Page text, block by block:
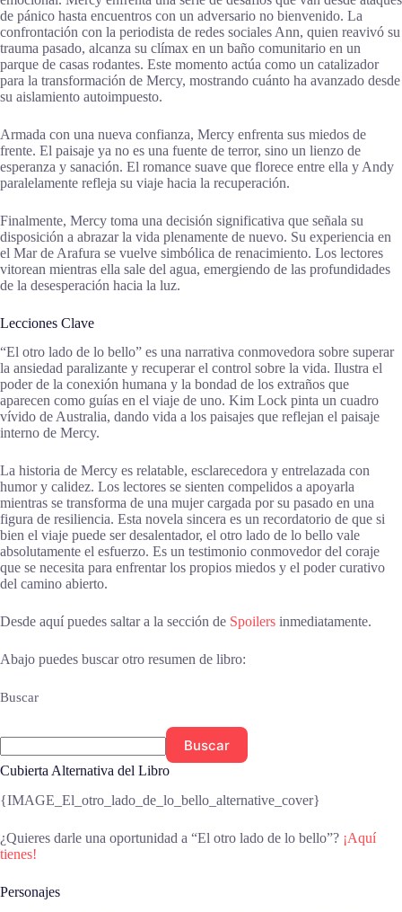
de pánico hasta encuentros con un adversario no bienvenido. La
confrontación con la periodista de redes sociales Ann, quien reavivó su
trauma pasado, alcanza su clímax en un baño comunitario en un
parque de casas rodantes. Este momento actúa como un catalizador
para la transformación de Mercy, mostrando cuánto ha avanzado desde
su aislamiento autoimpuesto.
Armada con una nueva confianza, Mercy enfrenta sus miedos de
frente. El paisaje ya no es una fuente de terror, sino un lienzo de
esperanza y sanación. El romance suave que florece entre ella y Andy
paralelamente refleja su viaje hacia la recuperación.
Finalmente, Mercy toma una decisión significativa que señala su
disposición a abrazar la vida plenamente de nuevo. Su experiencia en
el Mar de Arafura se vuelve simbólica de renacimiento. Los lectores
vitorean mientras ella sale del agua, emergiendo de las profundidades
de la desesperación hacia la luz.
Lecciones Clave
“El otro lado de lo bello” es una narrativa conmovedora sobre superar
la ansiedad paralizante y recuperar el control sobre la vida. Ilustra el
poder de la conexión humana y la bondad de los extraños que
aparecen como guías en el viaje de uno. Kim Lock pinta un cuadro
vívido de Australia, dando vida a los paisajes que reflejan el paisaje
interno de Mercy.
La historia de Mercy es relatable, esclarecedora y entrelazada con
humor y calidez. Los lectores se sienten compelidos a apoyarla
mientras se transforma de una mujer cargada por su pasado en una
figura de resiliencia. Esta novela sincera es un recordatorio de que si
bien el viaje puede ser desalentador, el otro lado de lo bello vale
absolutamente el esfuerzo. Es un testimonio conmovedor del coraje
que se necesita para enfrentar los propios miedos y el poder curativo
del camino abierto.
Desde aquí puedes saltar a la sección de Spoilers inmediatamente.
Abajo puedes buscar otro resumen de libro:
Buscar
Buscar
Cubierta Alternativa del Libro
{IMAGE_El_otro_lado_de_lo_bello_alternative_cover}
¿Quieres darle una oportunidad a “El otro lado de lo bello”? ¡Aquí
tienes!
Personajes